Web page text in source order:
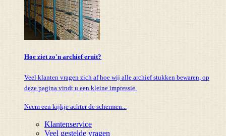
Hoe ziet zo'n archief eruit?
Veel klanten vragen zich af hoe wij alle archief stukken bewaren, op
deze pagina vindt u een kleine impressie.
Neem een kijkje achter de schermen...
Klantenservice
Veel gestelde vragen